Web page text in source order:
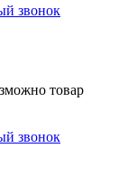
звонок
товар
звонок